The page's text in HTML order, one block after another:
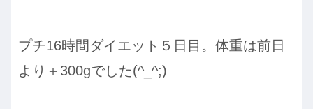
プチ16時間ダイエット５日目。体重は前日
より＋300gでした(^_^;)